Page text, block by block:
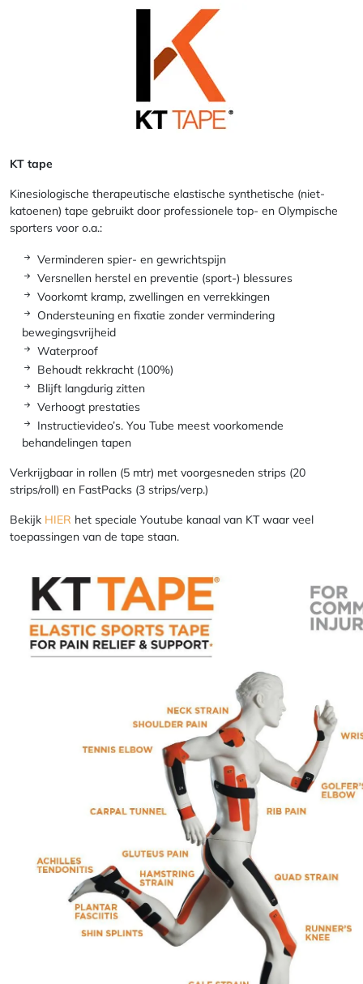
KT tape
Kinesiologische therapeutische elastische synthetische (niet-
katoenen) tape gebruikt door professionele top- en Olympische
sporters voor o.a.:
Verminderen spier- en gewrichtspijn
Versnellen herstel en preventie (sport-) blessures
Voorkomt kramp, zwellingen en verrekkingen
Ondersteuning en fixatie zonder vermindering
bewegingsvrijheid
Waterproof
Behoudt rekkracht (100%)
Blijft langdurig zitten
Verhoogt prestaties
Instructievideo’s. You Tube meest voorkomende
behandelingen tapen
Verkrijgbaar in rollen (5 mtr) met voorgesneden strips (20
strips/roll) en FastPacks (3 strips/verp.)
Bekijk HIER het speciale Youtube kanaal van KT waar veel
toepassingen van de tape staan.